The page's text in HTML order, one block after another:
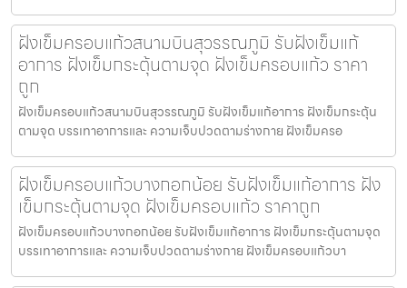
ฝังเข็มครอบแก้วสนามบินสุวรรณภูมิ รับฝังเข็มแก้
อาการ ฝังเข็มกระตุ้นตามจุด ฝังเข็มครอบแก้ว ราคา
ถูก
ฝังเข็มครอบแก้วสนามบินสุวรรณภูมิ รับฝังเข็มแก้อาการ ฝังเข็มกระตุ้น
ตามจุด บรรเทาอาการและ ความเจ็บปวดตามร่างกาย ฝังเข็มครอ
ฝังเข็มครอบแก้วบางกอกน้อย รับฝังเข็มแก้อาการ ฝัง
เข็มกระตุ้นตามจุด ฝังเข็มครอบแก้ว ราคาถูก
ฝังเข็มครอบแก้วบางกอกน้อย รับฝังเข็มแก้อาการ ฝังเข็มกระตุ้นตามจุด
บรรเทาอาการและ ความเจ็บปวดตามร่างกาย ฝังเข็มครอบแก้วบา